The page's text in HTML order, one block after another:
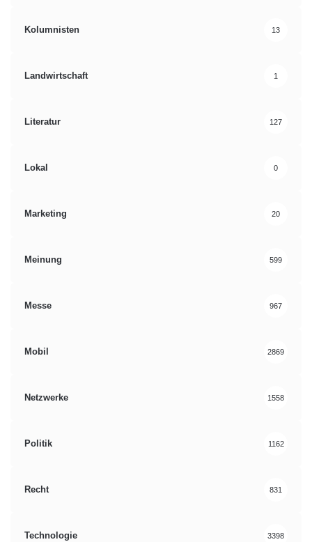
Kolumnisten 13
Landwirtschaft 1
Literatur 127
Lokal 0
Marketing 20
Meinung 599
Messe 967
Mobil 2869
Netzwerke 1558
Politik 1162
Recht 831
Technologie 3398